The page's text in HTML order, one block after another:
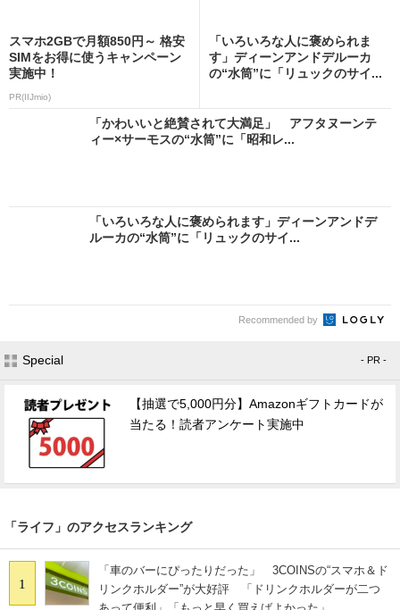
スマホ2GBで月額850円～ 格安
SIMをお得に使うキャンペーン
実施中！
PR(IIJmio)
「いろいろな人に褒められま
す」ディーンアンドデルーカ
の“水筒”に「リュックのサイ...
「かわいいと絶賛されて大満足」 アフタヌーンテ
ィー×サーモスの“水筒”に「昭和レ...
「いろいろな人に褒められます」ディーンアンドデ
ルーカの“水筒”に「リュックのサイ...
Recommended by
Special - PR -
【抽選で5,000円分】Amazonギフトカードが
当たる！読者アンケート実施中
「ライフ」のアクセスランキング
1
「車のバーにぴったりだった」 3COINSの“スマホ＆ド
リンクホルダー”が大好評 「ドリンクホルダーが二つ